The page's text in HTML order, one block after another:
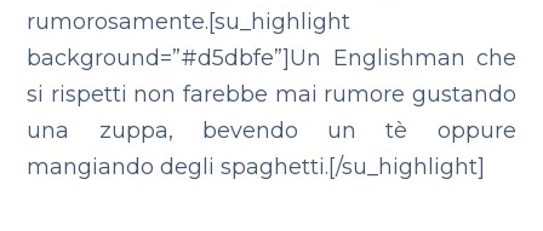
rumorosamente.[su_highlight
background=”#d5dbfe”]Un Englishman che
si rispetti non farebbe mai rumore gustando
una zuppa, bevendo un tè oppure
mangiando degli spaghetti.[/su_highlight]